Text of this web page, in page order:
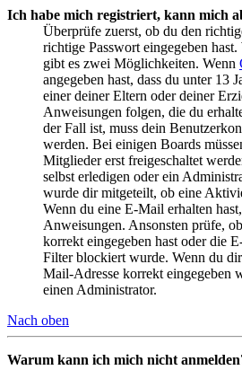
Ich habe mich registriert, kann mich
Überprüfe zuerst, ob du den
richtige Passwort eingegeben
gibt es zwei Möglichkeiten. Wenn
angegeben hast, dass du unter 13
einer deiner Eltern oder deiner
Anweisungen folgen, die du
der Fall ist, muss dein
werden. Bei einigen Boards
Mitglieder erst freigeschaltet
selbst erledigen oder ein
wurde dir mitgeteilt, ob eine
Wenn du eine E-Mail erhalten
Anweisungen. Ansonsten prüfe,
korrekt eingegeben hast oder die
Filter blockiert wurde. Wenn du
Mail-Adresse korrekt eingegeben
einen Administrator.
Nach oben
Warum kann ich mich nicht